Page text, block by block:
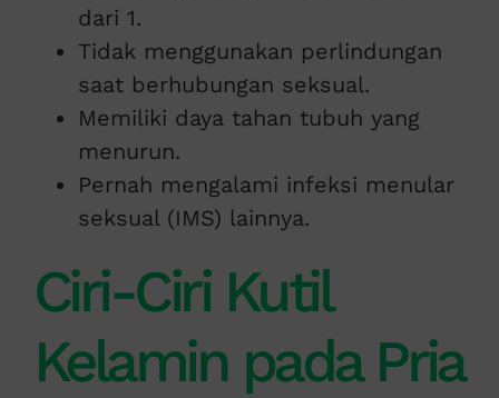
dari 1.
Tidak menggunakan perlindungan
saat berhubungan seksual.
Memiliki daya tahan tubuh yang
menurun.
Pernah mengalami infeksi menular
seksual (IMS) lainnya.
Ciri-Ciri Kutil
Kelamin pada Pria